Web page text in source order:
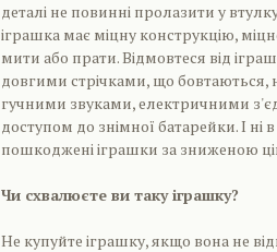
деталі не повинні пролазити у
іграшка має міцну конструкцію,
мити або прати. Відмовтеся від
довгими стрічками, що
гучними звуками, електричними
доступом до знімної батарейки. І
пошкоджені іграшки за зниженою
Чи схвалюєте ви таку іграшку?
Не купуйте іграшку, якщо вона не